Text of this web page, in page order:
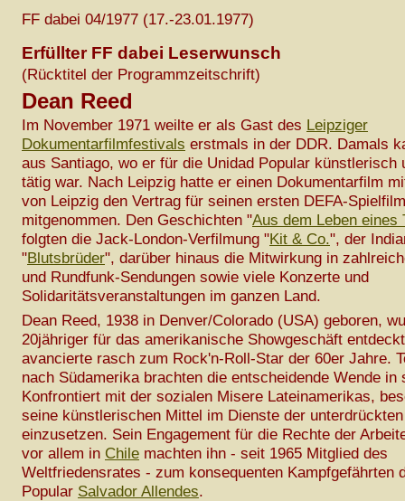
FF dabei 04/1977 (17.-23.01.1977)
Erfüllter FF dabei Leserwunsch
(Rücktitel der Programmzeitschrift)
Dean Reed
Im November 1971 weilte er als Gast des Leipziger
Dokumentarfilmfestivals erstmals in der DDR. Damals
aus Santiago, wo er für die Unidad Popular künstlerisch
tätig war. Nach Leipzig hatte er einen Dokumentarfilm
von Leipzig den Vertrag für seinen ersten DEFA-Spielfilm
mitgenommen. Den Geschichten "Aus dem Leben eines
folgten die Jack-London-Verfilmung "Kit & Co.", der
"Blutsbrüder", darüber hinaus die Mitwirkung in
und Rundfunk-Sendungen sowie viele Konzerte und
Solidaritätsveranstaltungen im ganzen Land.
Dean Reed, 1938 in Denver/Colorado (USA) geboren,
20jähriger für das amerikanische Showgeschäft
avancierte rasch zum Rock'n-Roll-Star der 60er Jahre.
nach Südamerika brachten die entscheidende Wende in
Konfrontiert mit der sozialen Misere Lateinamerikas,
seine künstlerischen Mittel im Dienste der
einzusetzen. Sein Engagement für die Rechte der
vor allem in Chile machten ihn - seit 1965 Mitglied des
Weltfriedensrates - zum konsequenten Kampfgefährten
Popular Salvador Allendes.